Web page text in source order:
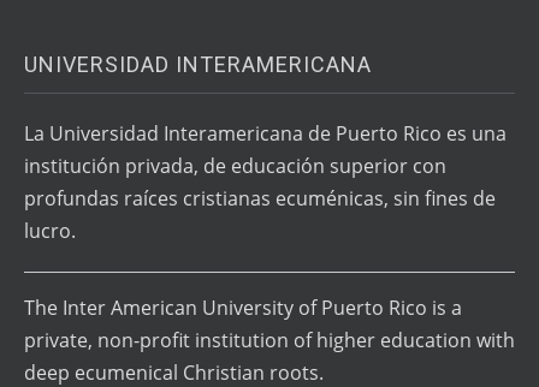
UNIVERSIDAD INTERAMERICANA
La Universidad Interamericana de Puerto Rico es una
institución privada, de educación superior con
profundas raíces cristianas ecuménicas, sin fines de
lucro.
The Inter American University of Puerto Rico is a
private, non-profit institution of higher education with
deep ecumenical Christian roots.